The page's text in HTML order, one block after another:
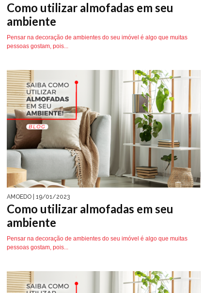
Como utilizar almofadas em seu
ambiente
Pensar na decoração de ambientes do seu imóvel é algo que muitas
pessoas gostam, pois...
AMOEDO | 19/01/2023
Como utilizar almofadas em seu
ambiente
Pensar na decoração de ambientes do seu imóvel é algo que muitas
pessoas gostam, pois...